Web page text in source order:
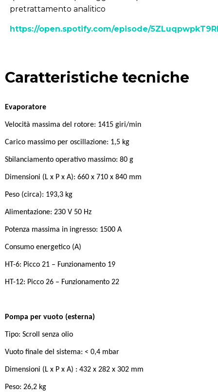
pretrattamento analitico
https://open.spotify.com/episode/
Caratteristiche tecniche
Evaporatore
Velocità massima del rotore: 1415 giri/min
Carico massimo per oscillazione: 1,5 kg
Sbilanciamento operativo massimo: 80 g
Dimensioni (L x P x A): 660 x 710 x 840 mm
Peso (circa): 193,3 kg
Alimentazione: 230 V 50 Hz
Potenza massima in ingresso: 1500 A
Consumo energetico (A)
HT-6: Picco 21 – Funzionamento 19
HT-12: Picco 26 – Funzionamento 22
Pompa per vuoto (esterna)
Tipo: Scroll senza olio
Vuoto finale del sistema: < 0,4 mbar
Dimensioni (L x P x A) : 432 x 282 x 302 mm
Peso: 26,2 kg